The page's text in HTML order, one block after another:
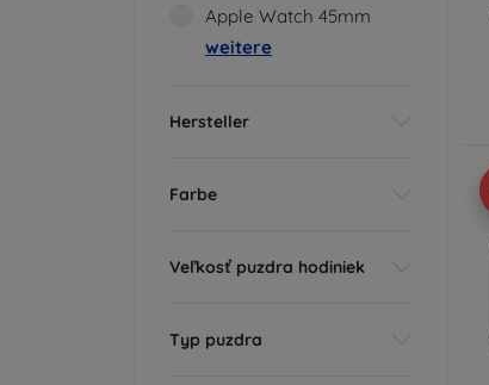
Apple Watch 45mm
weitere
Hersteller
Farbe
Veľkosť puzdra hodiniek
Typ puzdra